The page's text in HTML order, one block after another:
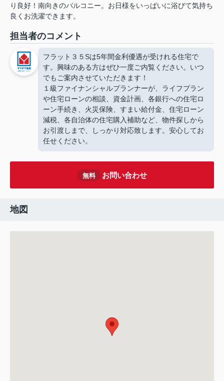
り良好！南向きのバルコニー。お日様をいっぱいに浴びて気持ち
良くお洗濯できます。
担当者のコメント
フラット３５Sは5年間金利優遇が受けれる住宅で
す。興味のある方はぜひ一度ご内覧ください。いつ
でもご案内させていただきます！
１級ファイナンシャルプランナーが、ライフプラン
や住宅ローンの相談、資金計画、各銀行への住宅ロ
ーン手続き、火災保険、すまい給付金、住宅ローン
減税、各自治体の住宅購入補助など、物件探しから
お引渡しまで、しっかり対応致します。安心してお
任せください。
無料 お問い合わせ
地図